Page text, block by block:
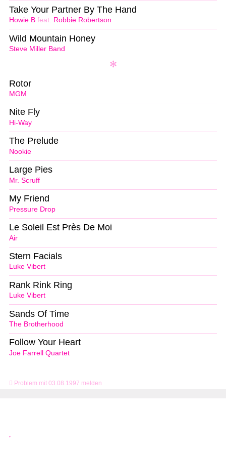
Problem mit 03.08.1997 melden
Howie B feat. Robbie Robertson
Take Your Partner By The Hand
Steve Miller Band
Wild Mountain Honey
MGM
Rotor
Hi-Way
Nite Fly
Nookie
The Prelude
Mr. Scruff
Large Pies
Pressure Drop
My Friend
Air
Le Soleil Est Près De Moi
Luke Vibert
Stern Facials
Luke Vibert
Rank Rink Ring
The Brotherhood
Sands Of Time
Joe Farrell Quartet
Follow Your Heart